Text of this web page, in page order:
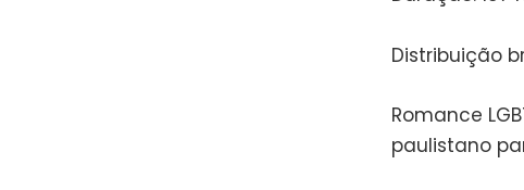
Distribuição
Romance
paulistano